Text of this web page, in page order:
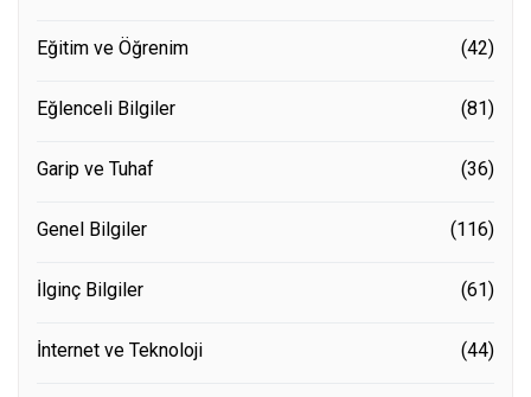
Eğitim ve Öğrenim (42)
Eğlenceli Bilgiler (81)
Garip ve Tuhaf (36)
Genel Bilgiler (116)
İlginç Bilgiler (61)
İnternet ve Teknoloji (44)